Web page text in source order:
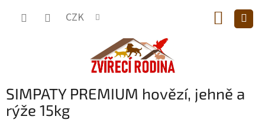
CZK
KOŠÍK
SIMPATY PREMIUM hovězí, jehně a
rýže 15kg